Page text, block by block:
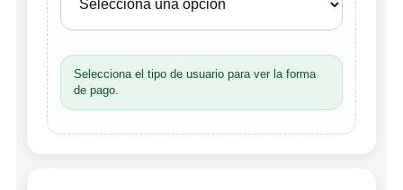
Selecciona el tipo de usuario para ver la forma
de pago.